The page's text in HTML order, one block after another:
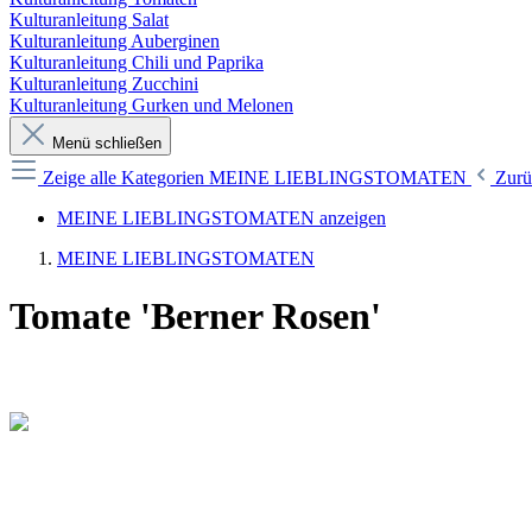
Kulturanleitung Salat
Kulturanleitung Auberginen
Kulturanleitung Chili und Paprika
Kulturanleitung Zucchini
Kulturanleitung Gurken und Melonen
Menü schließen
Zeige alle Kategorien MEINE LIEBLINGSTOMATEN
MEINE LIEBLINGSTOMATEN anzeigen
MEINE LIEBLINGSTOMATEN
Tomate 'Berner Rosen'